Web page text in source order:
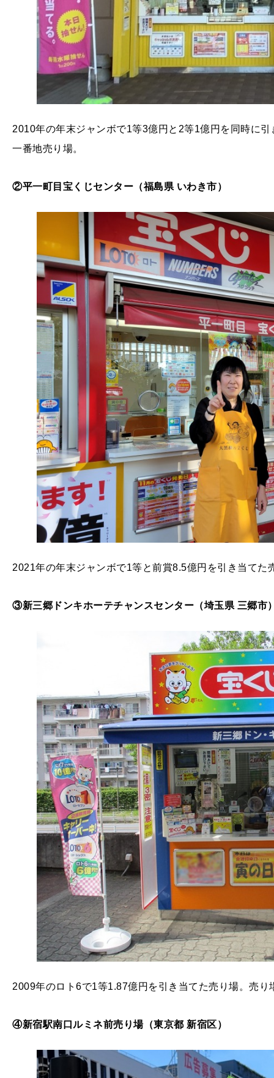
2010年の年末ジャンボで1等3億円と2等1億円を同時に
一番地売り場。
②平一町目宝くじセンター（福島県 いわき市）
2021年の年末ジャンボで1等と前賞8.5億円を引き当てた
③新三郷ドンキホーテチャンスセンター（埼玉県 三郷市
2009年のロト6で1等1.87億円を引き当てた売り場。売
④新宿駅南口ルミネ前売り場（東京都 新宿区）